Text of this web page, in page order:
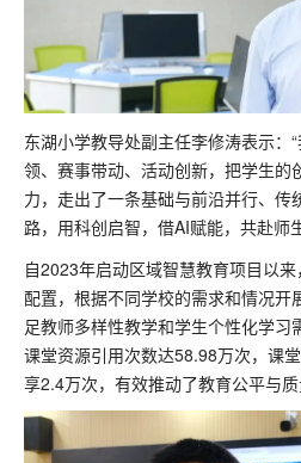
东湖小学教导处副主任李修涛表示：
领、赛事带动、活动创新，把学生的
力，走出了一条基础与前沿并行、传
路，用科创启智，借AI赋能，共赴师
自2023年启动区域智慧教育项目以
配置，根据不同学校的需求和情况开
足教师多样性教学和学生个性化学习
课堂资源引用次数达58.98万次，课
享2.4万次，有效推动了教育公平与质